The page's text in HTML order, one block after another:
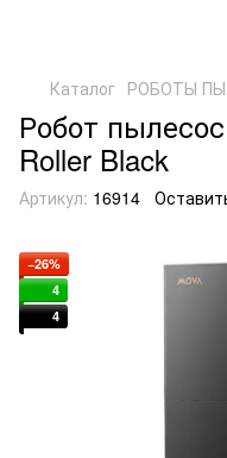
Каталог РОБОТЫ
Робот
Roller Black
Артикул: 16914
−26%
4
4